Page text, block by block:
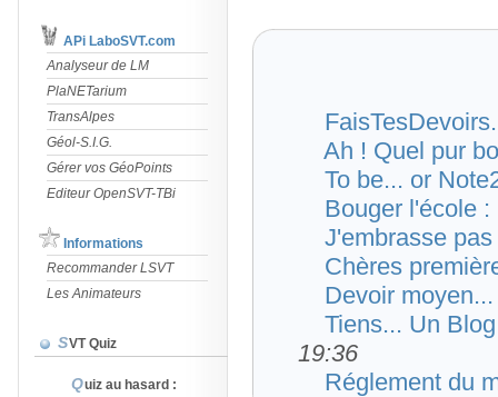
APi LaboSVT.com
Analyseur de LM
PlaNETarium
TransAlpes
Géol-S.I.G.
Gérer vos GéoPoints
Editeur OpenSVT-TBi
Informations
Recommander LSVT
Les Animateurs
SVT Quiz
Quiz au hasard :
Ah ! Quel pur
To be... or
Bouger l'école
J'embrasse pas
Chères
Devoir
Tiens... Un
19:36
Réglement du